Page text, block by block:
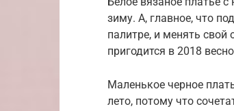
зиму. А, главное, что
палитре, и менять свой
пригодится в 2018
Маленькое черное
лето, потому что